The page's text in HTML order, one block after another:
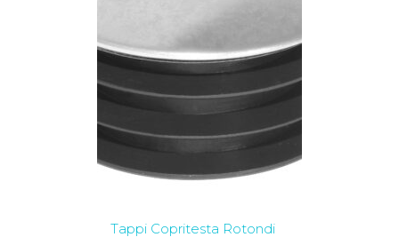
Tappi Copritesta Rotondi